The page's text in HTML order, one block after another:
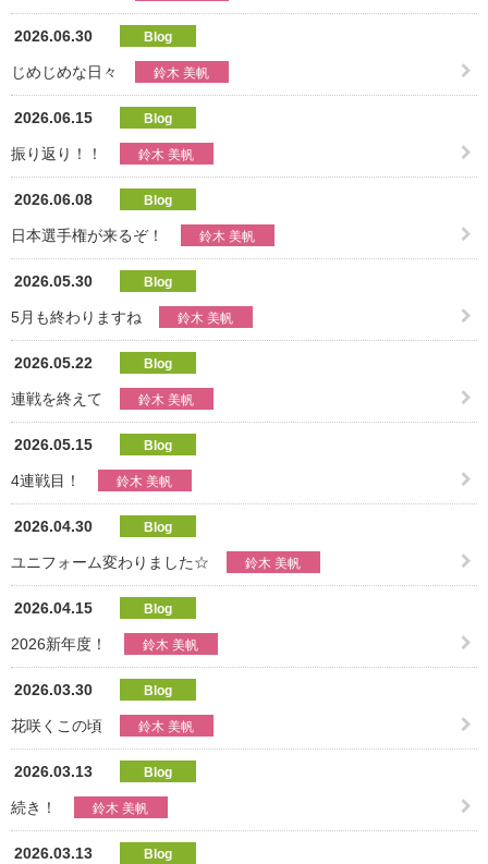
2026.06.30 Blog
じめじめな日々 鈴木 美帆
2026.06.15 Blog
振り返り！！ 鈴木 美帆
2026.06.08 Blog
日本選手権が来るぞ！ 鈴木 美帆
2026.05.30 Blog
5月も終わりますね 鈴木 美帆
2026.05.22 Blog
連戦を終えて 鈴木 美帆
2026.05.15 Blog
4連戦目！ 鈴木 美帆
2026.04.30 Blog
ユニフォーム変わりました☆ 鈴木 美帆
2026.04.15 Blog
2026新年度！ 鈴木 美帆
2026.03.30 Blog
花咲くこの頃 鈴木 美帆
2026.03.13 Blog
続き！ 鈴木 美帆
2026.03.13 Blog